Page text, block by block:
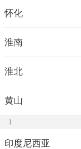
怀化
淮南
淮北
黄山
I
印度尼西亚